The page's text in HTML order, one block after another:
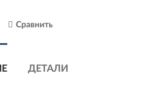
Сравнить
ДЕТАЛИ